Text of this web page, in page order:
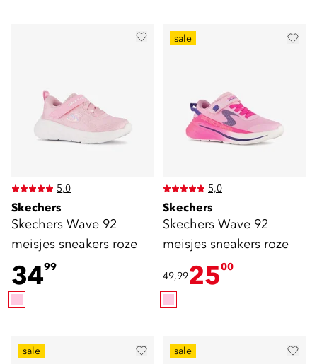
5,0
Skechers
Skechers Wave 92
meisjes sneakers roze
3499
sale
5,0
Skechers
Skechers Wave 92
meisjes sneakers roze
49,992500
sale sale